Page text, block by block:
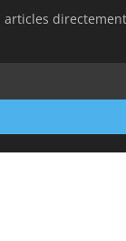
articles